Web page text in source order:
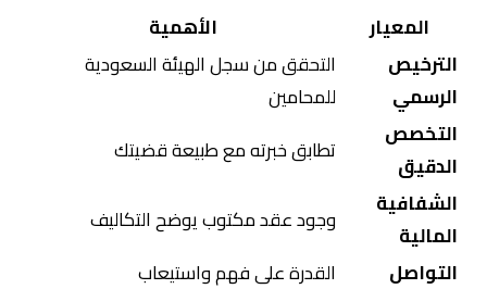
المعيار
الأهمية
الترخيص
الرسمي
التحقق من سجل الهيئة السعودية
للمحامين
التخصص
الدقيق
تطابق خبرته مع طبيعة قضيتك
الشفافية
المالية
وجود عقد مكتوب يوضح التكاليف
التواصل
القدرة على فهم واستيعاب